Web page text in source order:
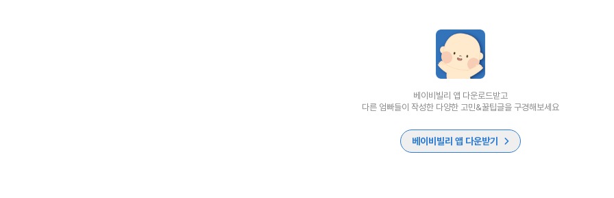
베이비빌리 앱 다운로드받고
다른 엄빠들이 작성한 다양한 고민&꿀팁글을 구경해보세요
베이비빌리 앱 다운받기